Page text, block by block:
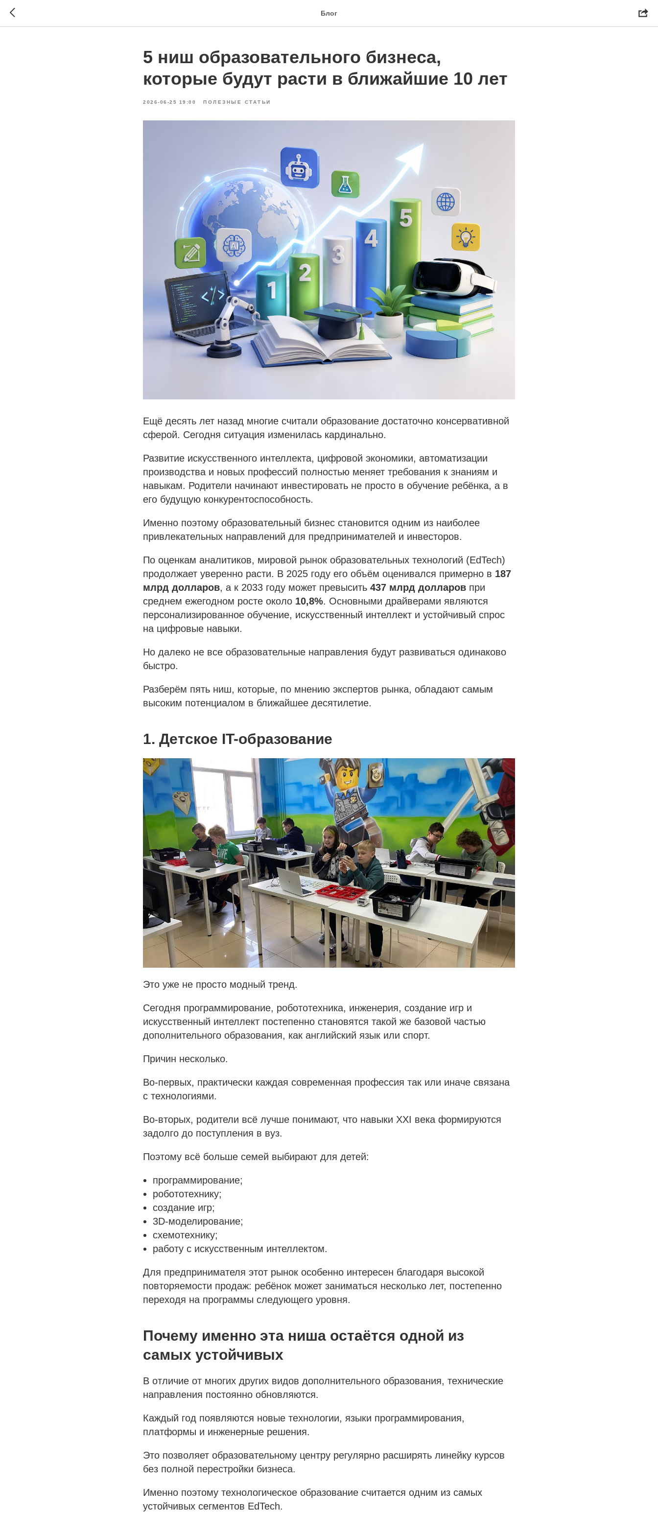
Блог
5 ниш образовательного бизнеса,
которые будут расти в ближайшие 10 лет
2026-06-25 19:00 ПОЛЕЗНЫЕ СТАТЬИ
Ещё десять лет назад многие считали образование достаточно консервативной
сферой. Сегодня ситуация изменилась кардинально.
Развитие искусственного интеллекта, цифровой экономики, автоматизации
производства и новых профессий полностью меняет требования к знаниям и
навыкам. Родители начинают инвестировать не просто в обучение ребёнка, а в
его будущую конкурентоспособность.
Именно поэтому образовательный бизнес становится одним из наиболее
привлекательных направлений для предпринимателей и инвесторов.
По оценкам аналитиков, мировой рынок образовательных технологий (EdTech)
продолжает уверенно расти. В 2025 году его объём оценивался примерно в 187
млрд долларов, а к 2033 году может превысить 437 млрд долларов при
среднем ежегодном росте около 10,8%. Основными драйверами являются
персонализированное обучение, искусственный интеллект и устойчивый спрос
на цифровые навыки.
Но далеко не все образовательные направления будут развиваться одинаково
быстро.
Разберём пять ниш, которые, по мнению экспертов рынка, обладают самым
высоким потенциалом в ближайшее десятилетие.
1. Детское IT-образование
Это уже не просто модный тренд.
Сегодня программирование, робототехника, инженерия, создание игр и
искусственный интеллект постепенно становятся такой же базовой частью
дополнительного образования, как английский язык или спорт.
Причин несколько.
Во-первых, практически каждая современная профессия так или иначе связана
с технологиями.
Во-вторых, родители всё лучше понимают, что навыки XXI века формируются
задолго до поступления в вуз.
Поэтому всё больше семей выбирают для детей:
программирование;
робототехнику;
создание игр;
3D-моделирование;
схемотехнику;
работу с искусственным интеллектом.
Для предпринимателя этот рынок особенно интересен благодаря высокой
повторяемости продаж: ребёнок может заниматься несколько лет, постепенно
переходя на программы следующего уровня.
Почему именно эта ниша остаётся одной из
самых устойчивых
В отличие от многих других видов дополнительного образования, технические
направления постоянно обновляются.
Каждый год появляются новые технологии, языки программирования,
платформы и инженерные решения.
Это позволяет образовательному центру регулярно расширять линейку курсов
без полной перестройки бизнеса.
Именно поэтому технологическое образование считается одним из самых
устойчивых сегментов EdTech.